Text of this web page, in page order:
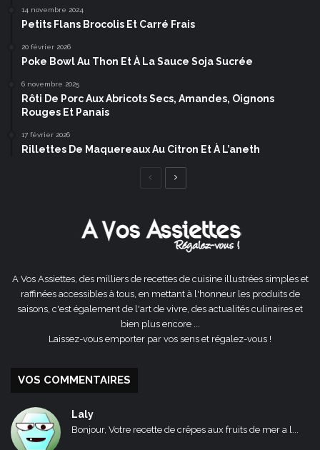
14 novembre 2024
Petits Flans Brocolis Et Carré Frais
20 février 2026
Poke Bowl Au Thon Et À La Sauce Soja Sucrée
6 novembre 2025
Rôti De Porc Aux Abricots Secs, Amandes, Oignons
Rouges Et Panais
17 février 2026
Rillettes De Maquereaux Au Citron Et À L’aneth
Page
A Vos Assiettes, des milliers de recettes de cuisine illustrées simples et
raffinées accessibles à tous, en mettant à l'honneur les produits de
saisons, c'est également de l'art de vivre, des actualités culinaires et
bien plus encore ...
Laissez-vous emporter par vos sens et régalez-vous !
VOS COMMENTAIRES
Laly
Bonjour, Votre recette de crêpes aux fruits de mer a l...